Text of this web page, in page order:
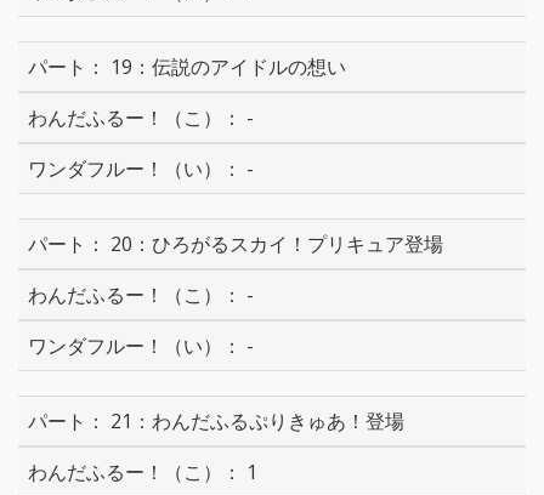
19：伝説のアイドルの想い
-
-
20：ひろがるスカイ！プリキュア登場
-
-
21：わんだふるぷりきゅあ！登場
1